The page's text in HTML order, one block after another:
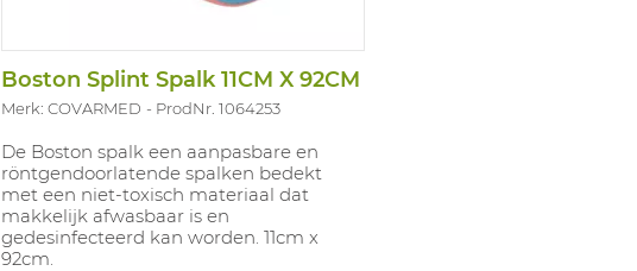
Boston Splint Spalk 11CM X 92CM
Merk: COVARMED ProdNr. 1064253
De Boston spalk een aanpasbare en
röntgendoorlatende spalken bedekt
met een niet-toxisch materiaal dat
makkelijk afwasbaar is en
gedesinfecteerd kan worden. 11cm x
92cm.